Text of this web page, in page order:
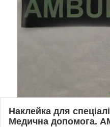
Наклейка для
Медична допомога.